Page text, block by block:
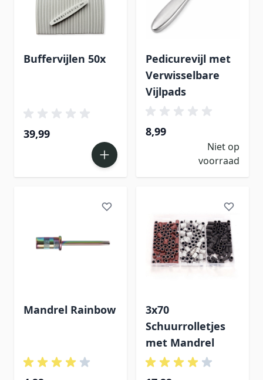
Buffervijlen 50x
39,99
Pedicurevijl met
Verwisselbare
Vijlpads
8,99
Niet op
voorraad
Mandrel Rainbow
3x70
Schuurrolletjes
met Mandrel